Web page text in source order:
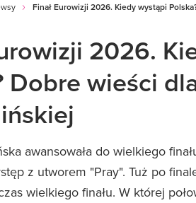
Finał Eurowizji 2026. Kiedy wystąpi
2026.
Dobre wieści
awansowała do wielkiego
z utworem "Pray". Tuż po
wielkiego finału. W której